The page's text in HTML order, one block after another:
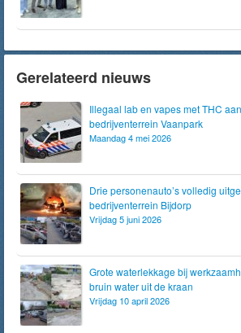
Gerelateerd nieuws
Illegaal lab en vapes met THC
bedrijventerrein Vaanpark
Maandag 4 mei 2026
Drie personenauto’s volledig
bedrijventerrein Bijdorp
Vrijdag 5 juni 2026
Grote waterlekkage bij
bruin water uit de kraan
Vrijdag 10 april 2026